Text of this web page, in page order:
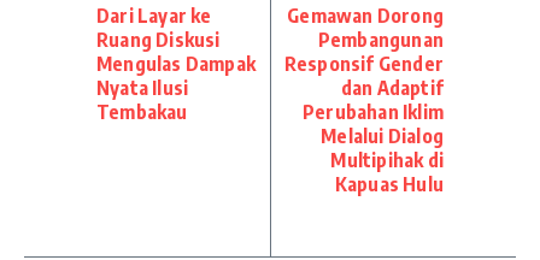
Dari Layar ke
Ruang Diskusi
Mengulas Dampak
Nyata Ilusi
Tembakau
Gemawan Dorong
Pembangunan
Responsif Gender
dan Adaptif
Perubahan Iklim
Melalui Dialog
Multipihak di
Kapuas Hulu